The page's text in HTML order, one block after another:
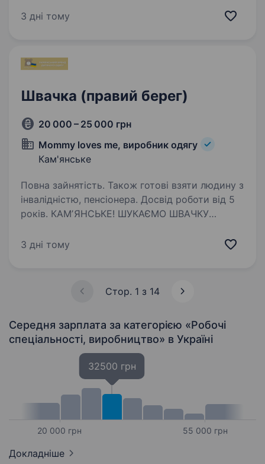
ви маєте досвід ремонту легкових
3 дні тому
Швачка (правий берег)
20 000 – 25 000 грн
Mommy loves me, виробник одягу
Кам'янське
Повна зайнятість. Також готові взяти людину з
інвалідністю, пенсіонера. Досвід роботи від 5
років. КАМʼЯНСЬКЕ! ШУКАЄМО ШВАЧКУ
дитячого одягу. (Важливо — пошив
на сезонність. Дівчата вдома…
3 дні тому
Стор. 1 з 14
Середня зарплата за категорією «Робочі
спеціальності, виробництво» в Україні
20 000 грн
32500 грн
55 000 грн
Докладніше